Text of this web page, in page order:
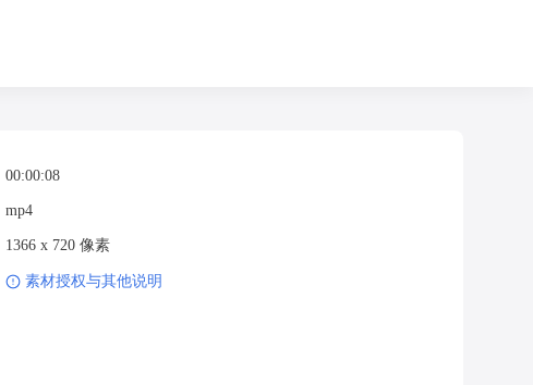
00:00:08
mp4
1366 x 720 像素
素材授权与其他说明